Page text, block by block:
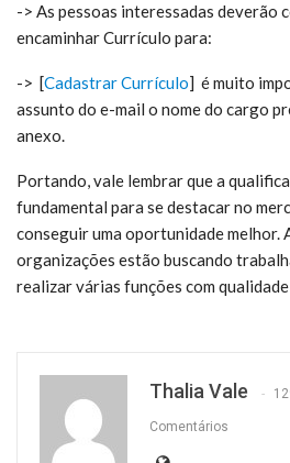
-> As pessoas interessadas deverão
encaminhar Currículo para:
-> [Cadastrar Currículo] é muito
assunto do e-mail o nome do cargo
anexo.
Portando, vale lembrar que a
fundamental para se destacar no
conseguir uma oportunidade melhor.
organizações estão buscando
realizar várias funções com
Thalia Vale
Comentários